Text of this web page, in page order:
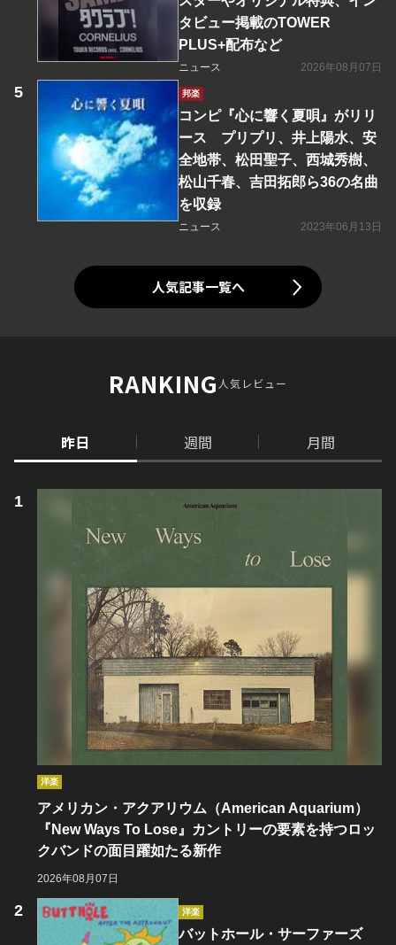
タビュー掲載のTOWER
PLUS+配布など
ニュース 2026年08月07日
邦楽
コンピ『心に響く夏唄』がリリ
ース プリプリ、井上陽水、安
全地帯、松田聖子、西城秀樹、
松山千春、吉田拓郎ら36の名曲
を収録
ニュース 2023年06月13日
人気記事一覧へ
RANKING人気レビュー
昨日 週間 月間
洋楽
アメリカン・アクアリウム（American Aquarium）
『New Ways To Lose』カントリーの要素を持つロッ
クバンドの面目躍如たる新作
2026年08月07日
洋楽
バットホール・サーファーズ